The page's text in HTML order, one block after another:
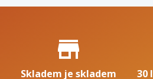
Proč nakupovat u nás?
store_mall_directory
Skladem je skladem 30